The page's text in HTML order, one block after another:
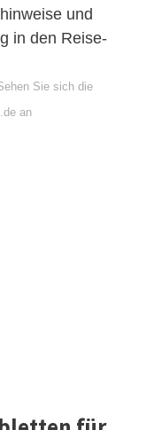
und
in den Reise-
Sie sich die
an